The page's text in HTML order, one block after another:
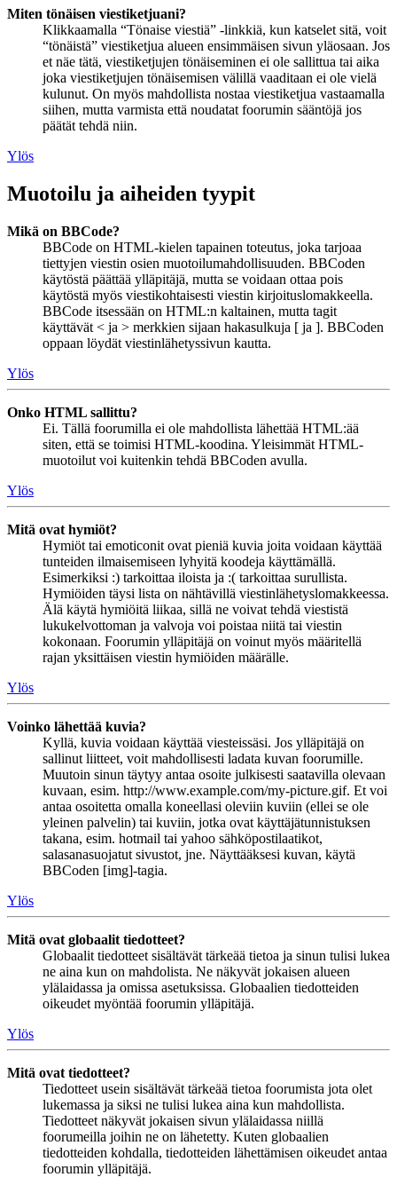
Miten tönäisen viestiketjuani?
Klikkaamalla “Tönaise viestiä” -linkkiä, kun katselet sitä, voit
“tönäistä” viestiketjua alueen ensimmäisen sivun yläosaan. Jos
et näe tätä, viestiketjujen tönäiseminen ei ole sallittua tai aika
joka viestiketjujen tönäisemisen välillä vaaditaan ei ole vielä
kulunut. On myös mahdollista nostaa viestiketjua vastaamalla
siihen, mutta varmista että noudatat foorumin sääntöjä jos
päätät tehdä niin.
Ylös
Muotoilu ja aiheiden tyypit
Mikä on BBCode?
BBCode on HTML-kielen tapainen toteutus, joka tarjoaa
tiettyjen viestin osien muotoilumahdollisuuden. BBCoden
käytöstä päättää ylläpitäjä, mutta se voidaan ottaa pois
käytöstä myös viestikohtaisesti viestin kirjoituslomakkeella.
BBCode itsessään on HTML:n kaltainen, mutta tagit
käyttävät < ja > merkkien sijaan hakasulkuja [ ja ]. BBCoden
oppaan löydät viestinlähetyssivun kautta.
Ylös
Onko HTML sallittu?
Ei. Tällä foorumilla ei ole mahdollista lähettää HTML:ää
siten, että se toimisi HTML-koodina. Yleisimmät HTML-
muotoilut voi kuitenkin tehdä BBCoden avulla.
Ylös
Mitä ovat hymiöt?
Hymiöt tai emoticonit ovat pieniä kuvia joita voidaan käyttää
tunteiden ilmaisemiseen lyhyitä koodeja käyttämällä.
Esimerkiksi :) tarkoittaa iloista ja :( tarkoittaa surullista.
Hymiöiden täysi lista on nähtävillä viestinlähetyslomakkeessa.
Älä käytä hymiöitä liikaa, sillä ne voivat tehdä viestistä
lukukelvottoman ja valvoja voi poistaa niitä tai viestin
kokonaan. Foorumin ylläpitäjä on voinut myös määritellä
rajan yksittäisen viestin hymiöiden määrälle.
Ylös
Voinko lähettää kuvia?
Kyllä, kuvia voidaan käyttää viesteissäsi. Jos ylläpitäjä on
sallinut liitteet, voit mahdollisesti ladata kuvan foorumille.
Muutoin sinun täytyy antaa osoite julkisesti saatavilla olevaan
kuvaan, esim. http://www.example.com/my-picture.gif. Et voi
antaa osoitetta omalla koneellasi oleviin kuviin (ellei se ole
yleinen palvelin) tai kuviin, jotka ovat käyttäjätunnistuksen
takana, esim. hotmail tai yahoo sähköpostilaatikot,
salasanasuojatut sivustot, jne. Näyttääksesi kuvan, käytä
BBCoden [img]-tagia.
Ylös
Mitä ovat globaalit tiedotteet?
Globaalit tiedotteet sisältävät tärkeää tietoa ja sinun tulisi lukea
ne aina kun on mahdolista. Ne näkyvät jokaisen alueen
ylälaidassa ja omissa asetuksissa. Globaalien tiedotteiden
oikeudet myöntää foorumin ylläpitäjä.
Ylös
Mitä ovat tiedotteet?
Tiedotteet usein sisältävät tärkeää tietoa foorumista jota olet
lukemassa ja siksi ne tulisi lukea aina kun mahdollista.
Tiedotteet näkyvät jokaisen sivun ylälaidassa niillä
foorumeilla joihin ne on lähetetty. Kuten globaalien
tiedotteiden kohdalla, tiedotteiden lähettämisen oikeudet antaa
foorumin ylläpitäjä.